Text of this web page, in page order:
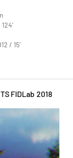
/ 15’
FIDLab 2018